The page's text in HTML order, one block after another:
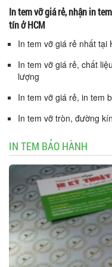
In tem vỡ giá rẻ, nhận in
tín ở HCM
In tem vỡ giá rẻ nhất tại
In tem vỡ giá rẻ, chất
lượng
In tem vỡ giá rẻ, in tem
In tem vỡ tròn, đường
IN TEM BẢO HÀNH